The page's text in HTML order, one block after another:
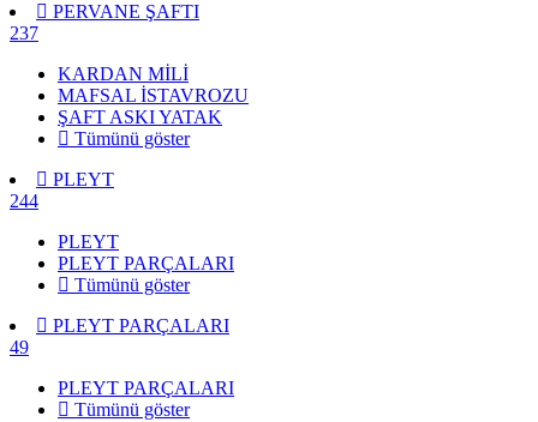
PERVANE ŞAFTI
237
KARDAN MİLİ
MAFSAL İSTAVROZU
ŞAFT ASKI YATAK
Tümünü göster
PLEYT
244
PLEYT
PLEYT PARÇALARI
Tümünü göster
PLEYT PARÇALARI
49
PLEYT PARÇALARI
Tümünü göster